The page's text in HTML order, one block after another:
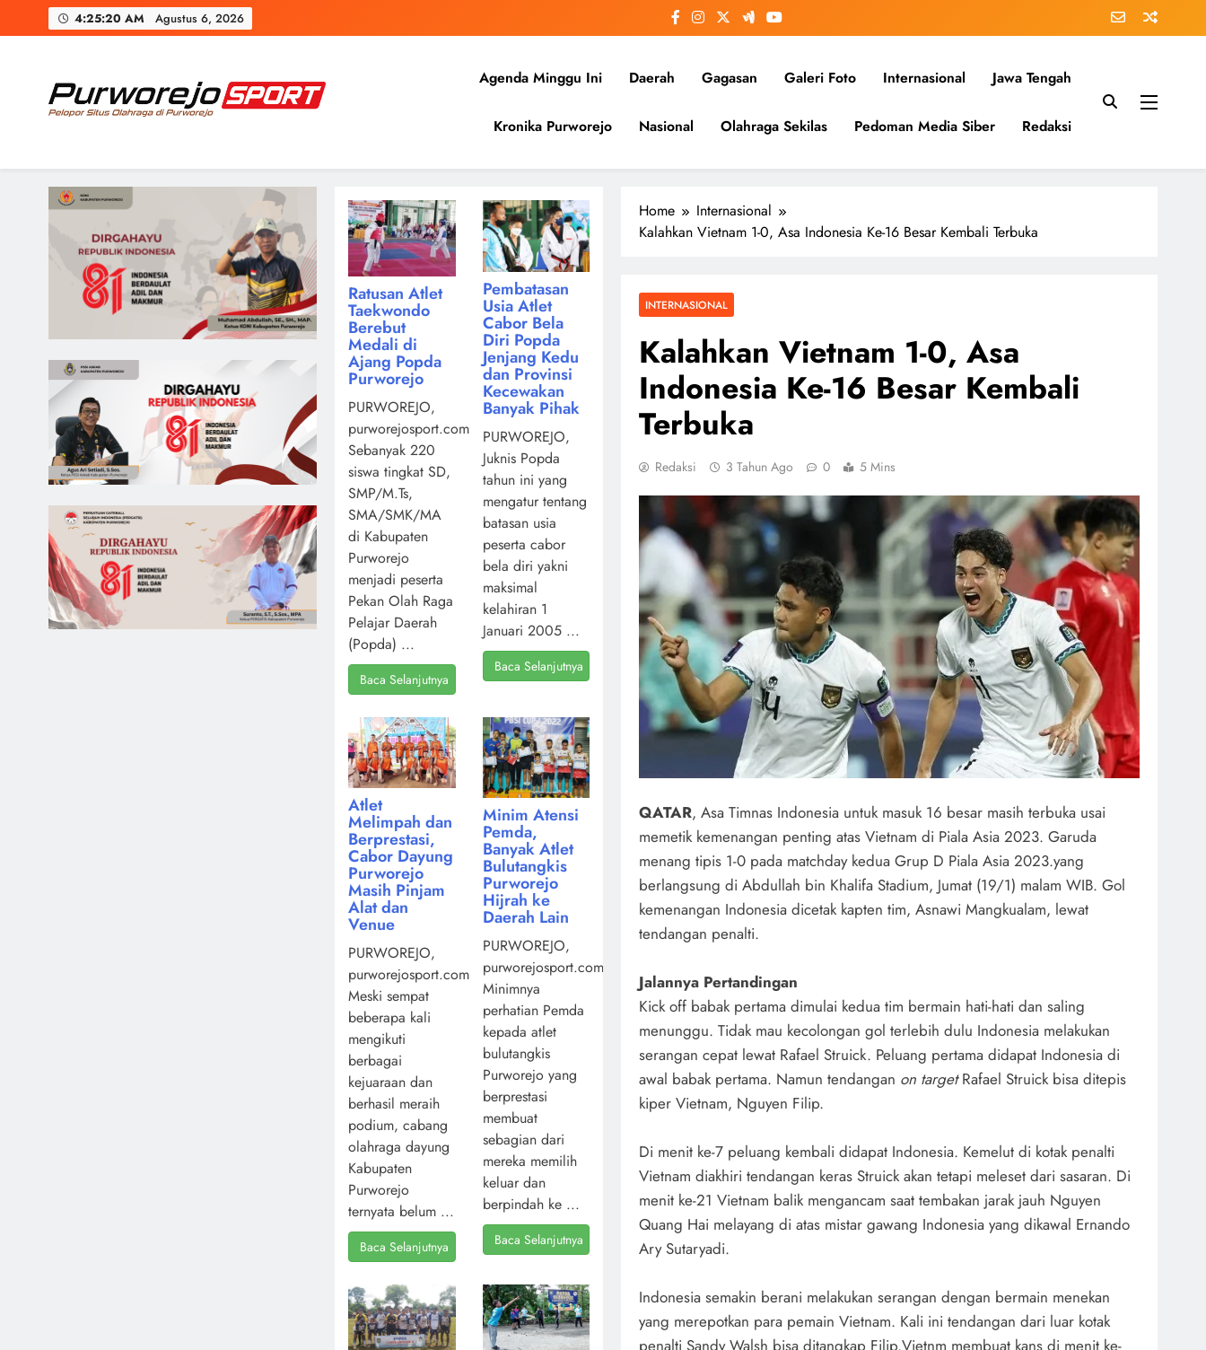
to
4:25:21 AM Agustus 6, 2026
Agenda Minggu Ini Daerah Gagasan Galeri Foto Internasional Jawa Tengah
Kronika Purworejo Nasional Olahraga Sekilas Pedoman Media Siber Redaksi
Home
Internasional
Kalahkan Vietnam 1-0, Asa Indonesia Ke-16 Besar Kembali Terbuka
INTERNASIONAL
Kalahkan Vietnam 1-0, Asa
Indonesia Ke-16 Besar Kembali
Terbuka
Redaksi 3 Tahun Ago 0 5 Mins
QATAR, Asa Timnas Indonesia untuk masuk 16 besar masih terbuka usai
memetik kemenangan penting atas Vietnam di Piala Asia 2023. Garuda
menang tipis 1-0 pada matchday kedua Grup D Piala Asia 2023.yang
berlangsung di Abdullah bin Khalifa Stadium, Jumat (19/1) malam WIB. Gol
kemenangan Indonesia dicetak kapten tim, Asnawi Mangkualam, lewat
tendangan penalti.
Jalannya Pertandingan
Kick off babak pertama dimulai kedua tim bermain hati-hati dan saling
menunggu. Tidak mau kecolongan gol terlebih dulu Indonesia melakukan
serangan cepat lewat Rafael Struick. Peluang pertama didapat Indonesia di
awal babak pertama. Namun tendangan on targetRafael Struick bisa ditepis
kiper Vietnam, Nguyen Filip.
Di menit ke-7 peluang kembali didapat Indonesia. Kemelut di kotak penalti
Vietnam diakhiri tendangan keras Struick akan tetapi meleset dari sasaran. Di
menit ke-21 Vietnam balik mengancam saat tembakan jarak jauh Nguyen
Quang Hai melayang di atas mistar gawang Indonesia yang dikawal Ernando
Ary Sutaryadi.
Indonesia semakin berani melakukan serangan dengan bermain menekan
yang merepotkan para pemain Vietnam. Kali ini tendangan dari luar kotak
penalti Sandy Walsh bisa ditangkap Filip.Vietnm membuat kans di menit ke-
Ratusan Atlet
Taekwondo
Berebut
Medali di
Ajang Popda
Purworejo
PURWOREJO,
purworejosport.com,
Sebanyak 220
siswa tingkat SD,
SMP/M.Ts,
SMA/SMK/MA
di Kabupaten
Purworejo
menjadi peserta
Pekan Olah Raga
Pelajar Daerah
(Popda) ...
Baca Selanjutnya
Pembatasan
Usia Atlet
Cabor Bela
Diri Popda
Jenjang Kedu
dan Provinsi
Kecewakan
Banyak Pihak
PURWOREJO,
Juknis Popda
tahun ini yang
mengatur tentang
batasan usia
peserta cabor
bela diri yakni
maksimal
kelahiran 1
Januari 2005 ...
Baca Selanjutnya
Atlet
Melimpah dan
Berprestasi,
Cabor Dayung
Purworejo
Masih Pinjam
Alat dan
Venue
PURWOREJO,
purworejosport.com,
Meski sempat
beberapa kali
mengikuti
berbagai
kejuaraan dan
berhasil meraih
podium, cabang
olahraga dayung
Kabupaten
Purworejo
ternyata belum ...
Baca Selanjutnya
Minim Atensi
Pemda,
Banyak Atlet
Bulutangkis
Purworejo
Hijrah ke
Daerah Lain
PURWOREJO,
purworejosport.com,
Minimnya
perhatian Pemda
kepada atlet
bulutangkis
Purworejo yang
berprestasi
membuat
sebagian dari
mereka memilih
keluar dan
berpindah ke ...
Baca Selanjutnya